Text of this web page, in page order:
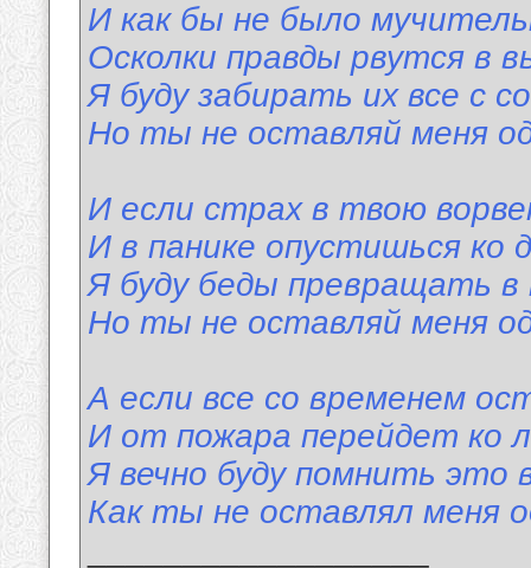
И как бы не было
Осколки правды рвутся в
Я буду забирать их все с
Но ты не оставляй меня
И если страх в твою
И в панике опустишься ко
Я буду беды превращать в
Но ты не оставляй меня
А если все со временем
И от пожара перейдет ко
Я вечно буду помнить это
Как ты не оставлял меня